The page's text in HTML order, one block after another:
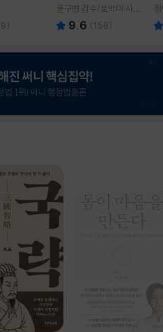
9)
윤구병 감수/토박이 사전
편찬실 편
9.6 (158)